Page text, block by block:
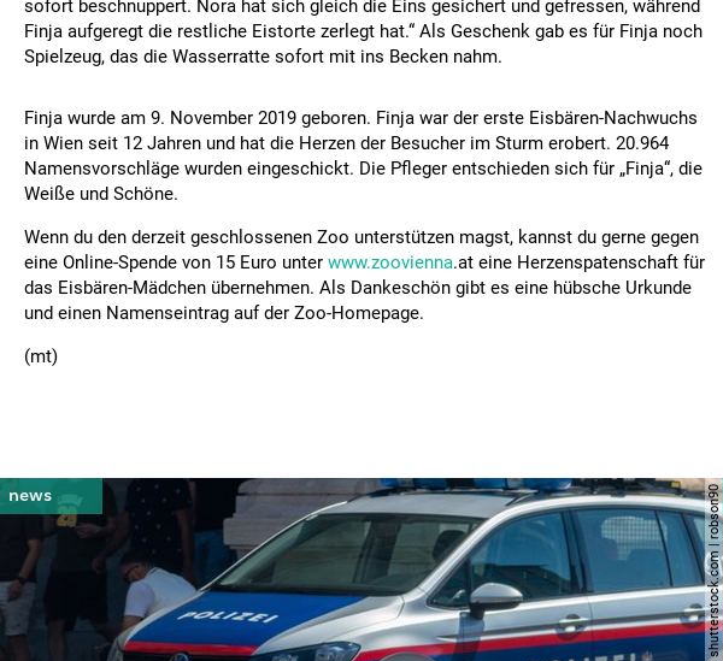
sofort beschnuppert. Nora hat sich gleich die Eins gesichert und gefressen, während
Finja aufgeregt die restliche Eistorte zerlegt hat.“ Als Geschenk gab es für Finja noch
Spielzeug, das die Wasserratte sofort mit ins Becken nahm.
Finja wurde am 9. November 2019 geboren. Finja war der erste Eisbären-Nachwuchs
in Wien seit 12 Jahren und hat die Herzen der Besucher im Sturm erobert. 20.964
Namensvorschläge wurden eingeschickt. Die Pfleger entschieden sich für „Finja“, die
Weiße und Schöne.
Wenn du den derzeit geschlossenen Zoo unterstützen magst, kannst du gerne gegen
eine Online-Spende von 15 Euro unter www.zoovienna.at eine Herzenspatenschaft für
das Eisbären-Mädchen übernehmen. Als Dankeschön gibt es eine hübsche Urkunde
und einen Namenseintrag auf der Zoo-Homepage.
(mt)
© shutterstock.com | robson90